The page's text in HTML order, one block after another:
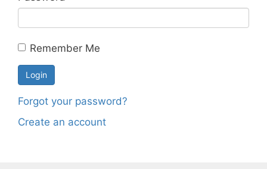
Remember Me
Forgot your password?
Create an account